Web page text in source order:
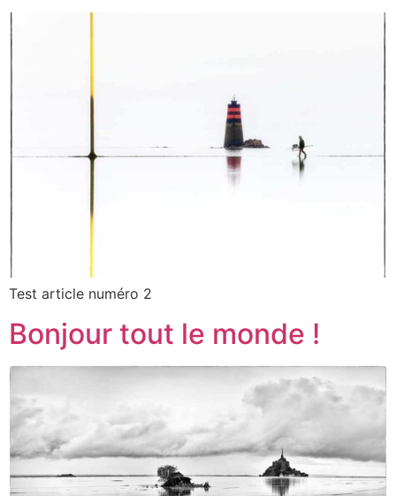
Test article numéro 2
Bonjour tout le monde !